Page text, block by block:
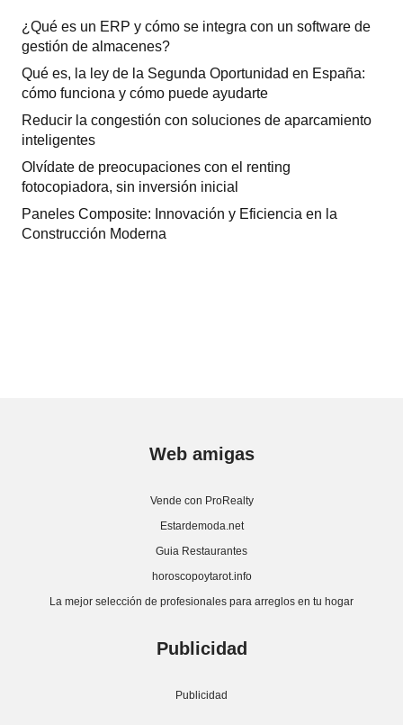
¿Qué es un ERP y cómo se integra con un software de
gestión de almacenes?
Qué es, la ley de la Segunda Oportunidad en España:
cómo funciona y cómo puede ayudarte
Reducir la congestión con soluciones de aparcamiento
inteligentes
Olvídate de preocupaciones con el renting
fotocopiadora, sin inversión inicial
Paneles Composite: Innovación y Eficiencia en la
Construcción Moderna
Web amigas
Vende con ProRealty
Estardemoda.net
Guia Restaurantes
horoscopoytarot.info
La mejor selección de profesionales para arreglos en tu hogar
Publicidad
Publicidad